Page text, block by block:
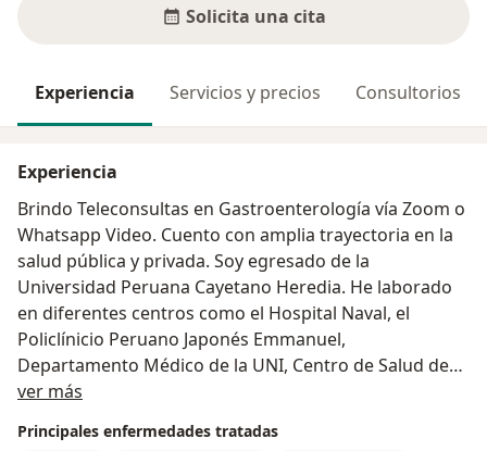
Solicita una cita
Experiencia Servicios y precios Consultorios
Experiencia
Brindo Teleconsultas en Gastroenterología vía Zoom o
Whatsapp Video. Cuento con amplia trayectoria en la
salud pública y privada. Soy egresado de la
Universidad Peruana Cayetano Heredia. He laborado
en diferentes centros como el Hospital Naval, el
Policlínicio Peruano Japonés Emmanuel,
Departamento Médico de la UNI, Centro de Salud de
Magdalena, entre otros. Asimismo fui profesor en la
UNI.
ver más
Principales enfermedades tratadas